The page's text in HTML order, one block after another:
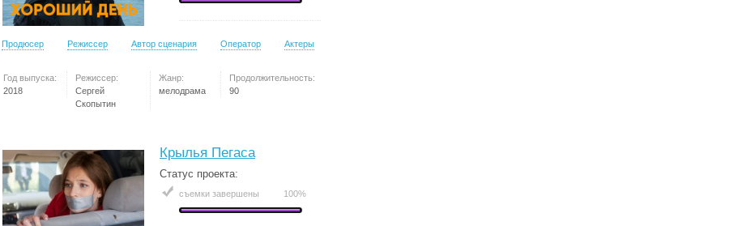
Продюсер Режиссер Автор сценария Оператор Актеры
Год выпуска:
2018
Режиссер:
Сергей
Скопытин
Жанр:
мелодрама
Продолжительность:
90
Крылья Пегаса
Статус проекта:
съемки завершены 100%